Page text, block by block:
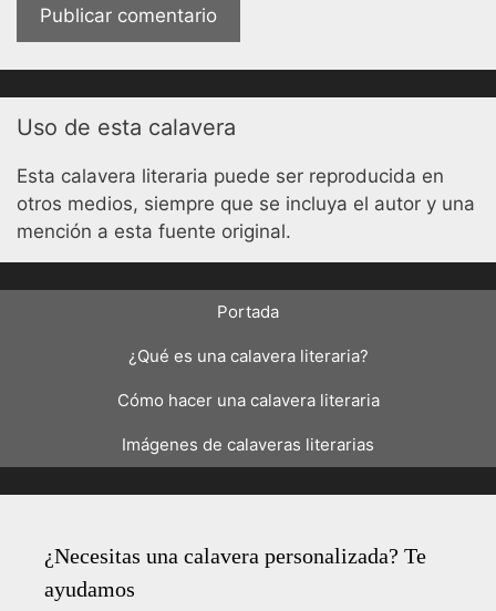
Uso de esta calavera
Esta calavera literaria puede ser reproducida en
otros medios, siempre que se incluya el autor y una
mención a esta fuente original.
Portada
¿Qué es una calavera literaria?
Cómo hacer una calavera literaria
Imágenes de calaveras literarias
¿Necesitas una calavera personalizada? Te
ayudamos